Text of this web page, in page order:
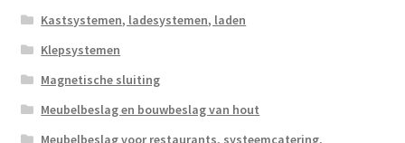
Kastsystemen, ladesystemen, laden
Klepsystemen
Magnetische sluiting
Meubelbeslag en bouwbeslag van hout
Meubelbeslag voor restaurants, systeemcatering,